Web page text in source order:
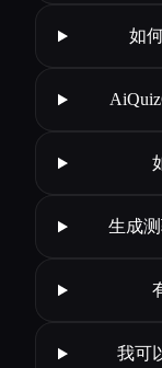
如
生成
我可